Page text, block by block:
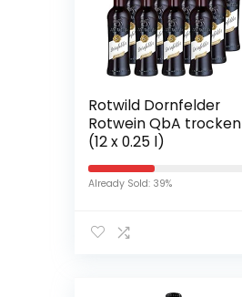
Rotwild Dornfelder
Rotwein QbA trocken
(12 x 0.25 l)
Already Sold: 39%